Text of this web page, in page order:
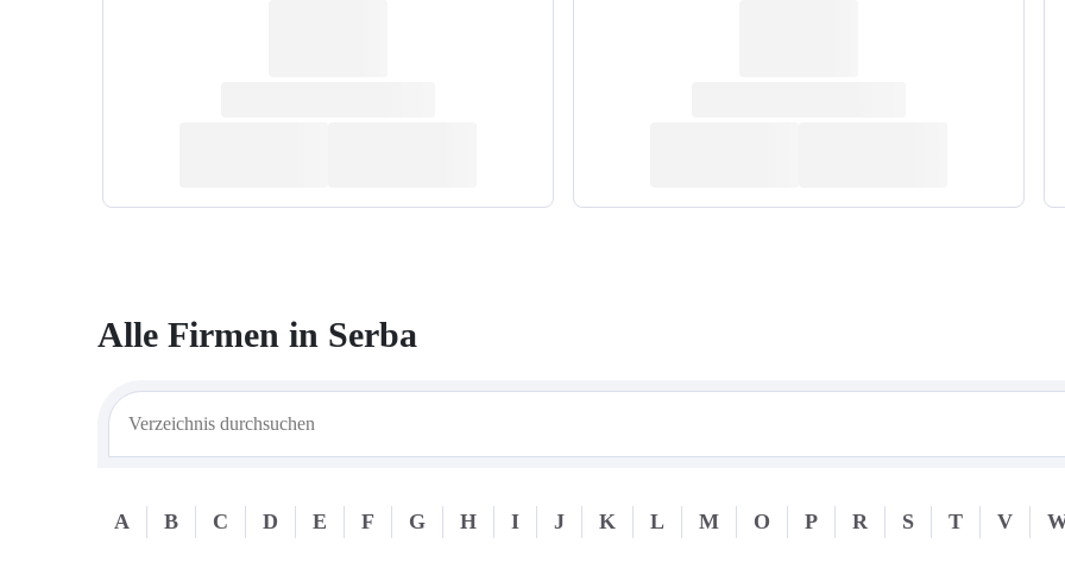
Alle Firmen in Serba
A B C D E F G H I J K L M O P R S T V